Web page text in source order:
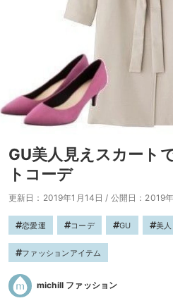
GU美人見えスカート
トコーデ
更新日：2019年1月14日 / 公開日：2019
恋愛運 コーデ GU 美人
ファッションアイテム
michill ファッション